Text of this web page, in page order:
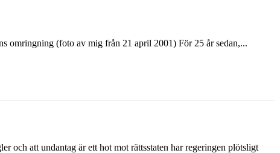
omringning (foto av mig från 21 april 2001) För 25 år sedan,...
och att undantag är ett hot mot rättsstaten har regeringen plötsligt